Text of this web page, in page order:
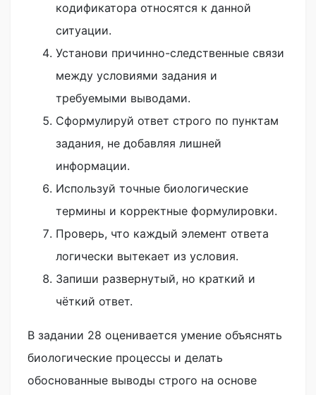
кодификатора относятся к данной
ситуации.
Установи причинно-следственные связи
между условиями задания и
требуемыми выводами.
Сформулируй ответ строго по пунктам
задания, не добавляя лишней
информации.
Используй точные биологические
термины и корректные формулировки.
Проверь, что каждый элемент ответа
логически вытекает из условия.
Запиши развернутый, но краткий и
чёткий ответ.
В задании 28 оценивается умение объяснять
биологические процессы и делать
обоснованные выводы строго на основе